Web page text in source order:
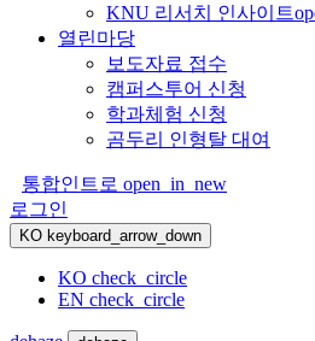
KNU 리서치 인사이트
열린마당
보도자료 접수
캠퍼스투어 신청
학과체험 신청
곰두리 인형탈 대여
통합인트로 open_in_new
로그인
KO keyboard_arrow_down
KO check_circle
EN check_circle